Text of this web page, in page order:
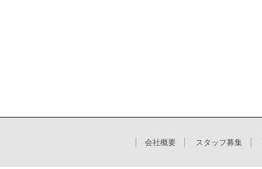
会社概要 スタッフ募集